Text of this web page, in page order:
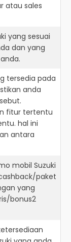
atau sales
yang sesuai
dan yang
tersedia pada
anda
fitur tertentu
hal ini
antara
mobil Suzuki
paket
yang
bonus2